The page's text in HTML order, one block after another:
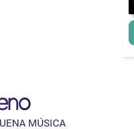
MÚSICA